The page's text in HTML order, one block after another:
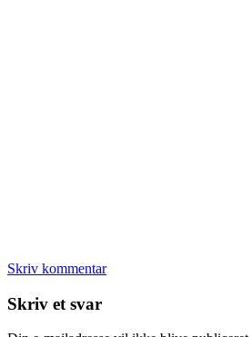
Skriv kommentar
Læserinteraktioner
Skriv et svar